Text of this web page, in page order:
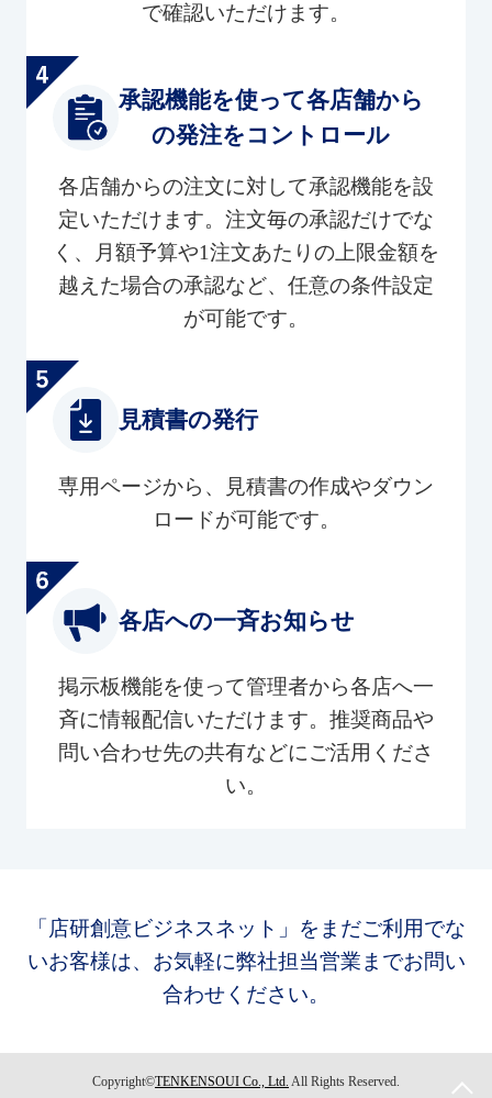
で確認いただけます。
承認機能を使って各店舗から
の発注をコントロール
各店舗からの注文に対して承認機能を設
定いただけます。注文毎の承認だけでな
く、月額予算や1注文あたりの上限金額を
越えた場合の承認など、任意の条件設定
が可能です。
見積書の発行
専用ページから、見積書の作成やダウン
ロードが可能です。
各店への一斉お知らせ
掲示板機能を使って管理者から各店へ一
斉に情報配信いただけます。推奨商品や
問い合わせ先の共有などにご活用くださ
い。
「店研創意ビジネスネット」をまだご利用でな
いお客様は、お気軽に弊社担当営業までお問い
合わせください。
Copyright©TENKENSOUI Co., Ltd. All Rights Reserved.